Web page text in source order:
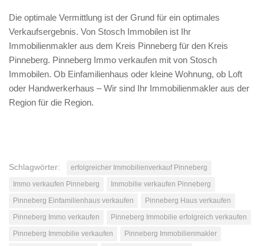
Die optimale Vermittlung ist der Grund für ein optimales
Verkaufsergebnis. Von Stosch Immobilen ist Ihr
Immobilienmakler aus dem Kreis Pinneberg für den Kreis
Pinneberg. Pinneberg Immo verkaufen mit von Stosch
Immobilen. Ob Einfamilienhaus oder kleine Wohnung, ob Loft
oder Handwerkerhaus – Wir sind Ihr Immobilienmakler aus der
Region für die Region.
Schlagwörter:
erfolgreicher Immobilienverkauf Pinneberg
Immo verkaufen Pinneberg
Immobilie verkaufen Pinneberg
Pinneberg Einfamilienhaus verkaufen
Pinneberg Haus verkaufen
Pinneberg Immo verkaufen
Pinneberg Immobilie erfolgreich verkaufen
Pinneberg Immobilie verkaufen
Pinneberg Immobilienmakler